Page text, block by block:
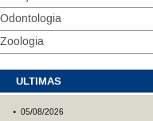
Odontologia
Zoologia
ULTIMAS
. 05/08/2026